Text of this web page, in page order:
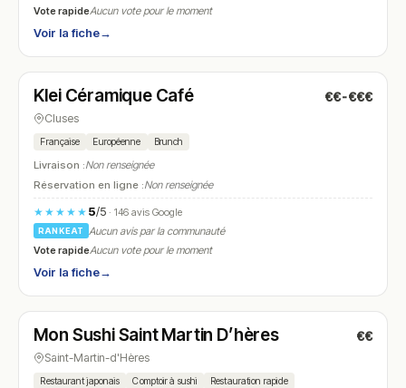
Vote rapideAucun vote pour le moment
Voir la fiche→
N° 22
Klei Céramique Café €€-€€€
Cluses
Française Européenne Brunch
Livraison :Non renseignée
Réservation en ligne :Non renseignée
★★★★★ 5/5· 146 avis Google
RANKEAT
Aucun avis par la communauté
Vote rapideAucun vote pour le moment
Voir la fiche→
N° 23
Mon Sushi Saint Martin D’hères €€
Saint-Martin-d'Hères
Restaurant japonais Comptoir à sushi Restauration rapide